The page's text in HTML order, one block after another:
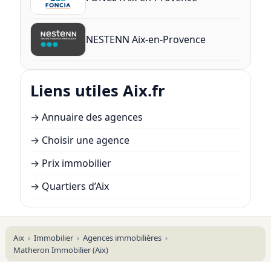
NESTENN Aix-en-Provence
Liens utiles Aix.fr
→ Annuaire des agences
→ Choisir une agence
→ Prix immobilier
→ Quartiers d’Aix
Aix Immobilier
Agences immobilières
Matheron Immobilier (Aix)